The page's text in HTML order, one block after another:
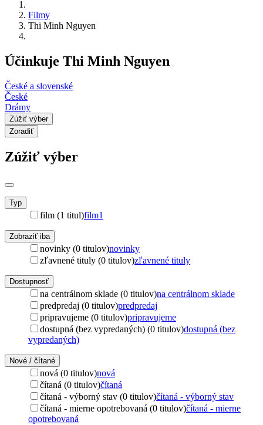
Filmy
Thi Minh Nguyen
Účinkuje Thi Minh Nguyen
České a slovenské
České
Drámy
Zúžiť výber
Zoradiť
Zúžiť výber
Typ
film (1 titul)film1
Zobraziť iba
novinky (0 titulov)novinky
zľavnené tituly (0 titulov)zľavnené tituly
Dostupnosť
na centrálnom sklade (0 titulov)na centrálnom sklade
predpredaj (0 titulov)predpredaj
pripravujeme (0 titulov)pripravujeme
dostupná (bez vypredaných) (0 titulov)dostupná (bez
vypredaných)
Nové / čítané
nová (0 titulov)nová
čítaná (0 titulov)čítaná
čítaná - výborný stav (0 titulov)čítaná - výborný stav
čítaná - mierne opotrebovaná (0 titulov)čítaná - mierne
opotrebovaná